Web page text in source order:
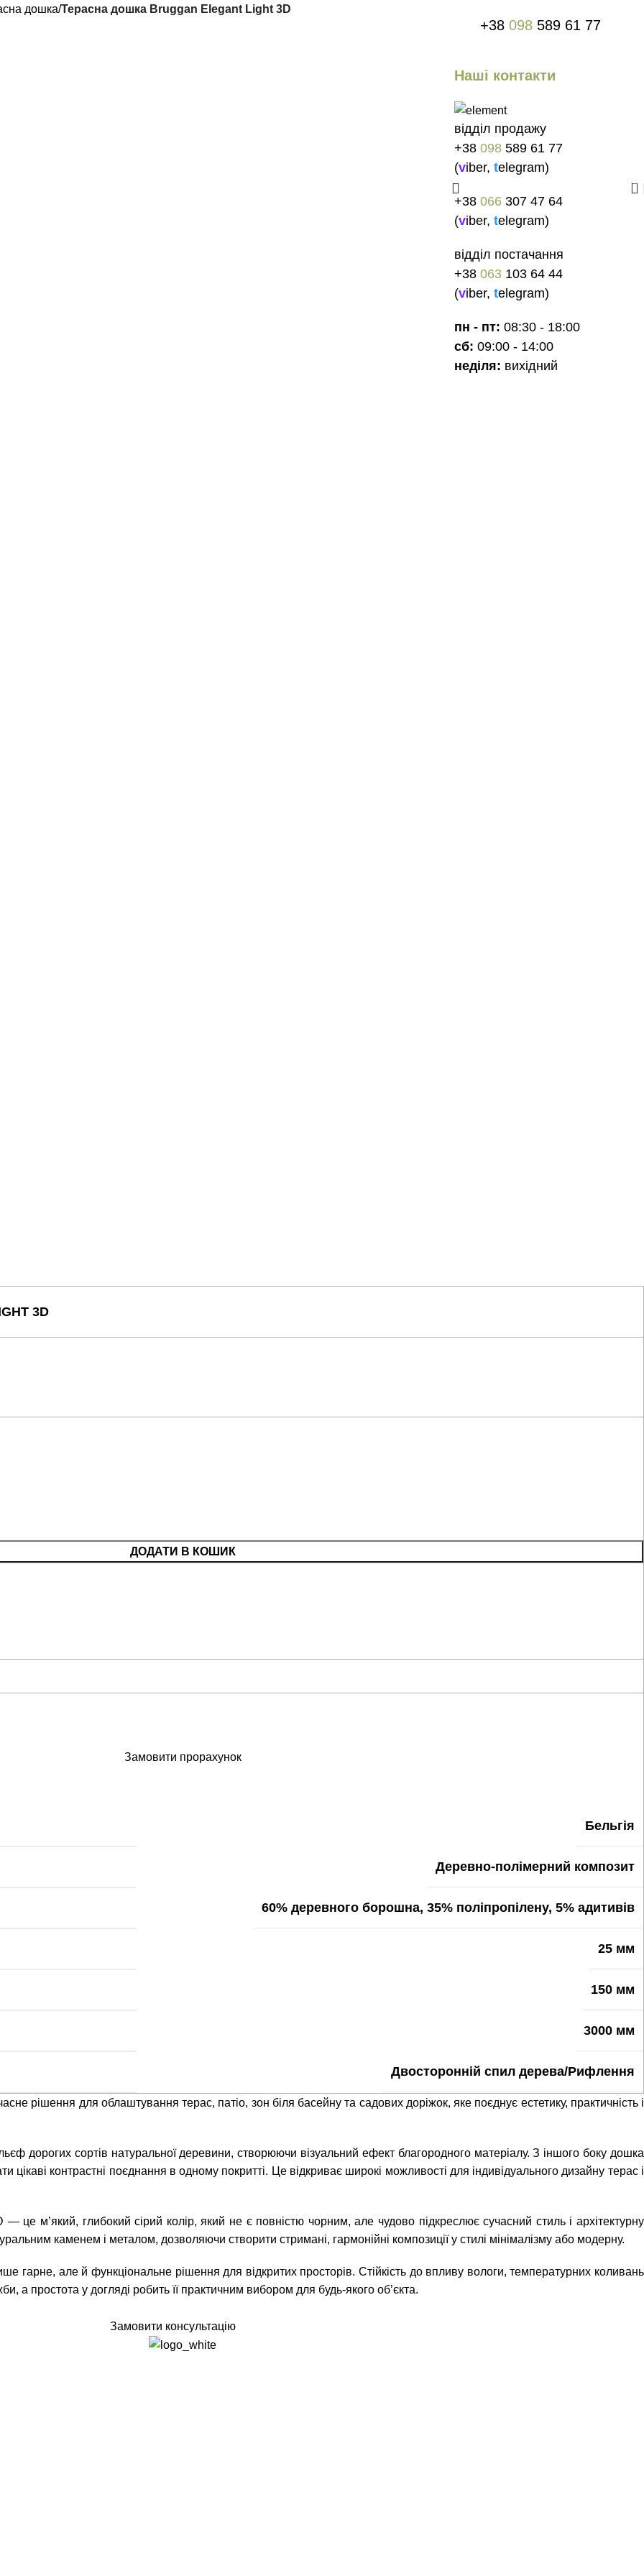
+38098589 61 77
Наші контакти
відділ продажу
+38 098 589 61 77
(viber, telegram)
+38 066 307 47 64
(viber, telegram)
відділ постачання
+38 063 103 64 44
(viber, telegram)
пн - пт: 08:30 - 18:00
сб: 09:00 - 14:00
неділя: вихідний
0
дошка Терасна дошка Bruggan Elegant Light 3D
3D
ДОДАТИ В КОШИК
Замовити прорахунок
Бельгія
Деревно-полімерний композит
60% деревного борошна, 35% поліпропілену, 5% адитивів
25 мм
150 мм
3000 мм
Двосторонній спил дерева/Рифлення
рішення для облаштування терас, патіо, зон біля басейну та садових доріжок, яке поєднує естетику, практичність і
дорогих сортів натуральної деревини, створюючи візуальний ефект благородного матеріалу. З іншого боку дошка
цікаві контрастні поєднання в одному покритті. Це відкриває широкі можливості для індивідуального дизайну терас і
— це м’який, глибокий сірий колір, який не є повністю чорним, але чудово підкреслює сучасний стиль і архітектурну
каменем і металом, дозволяючи створити стримані, гармонійні композиції у стилі мінімалізму або модерну.
але й функціональне рішення для відкритих просторів. Стійкість до впливу вологи, температурних коливань
а простота у догляді робить її практичним вибором для будь-якого об’єкта.
Замовити консультацію